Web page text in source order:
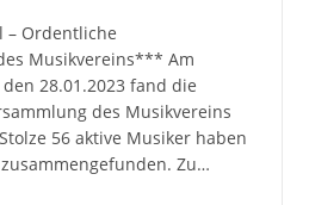
Ordentliche
Musikvereins*** Am
28.01.2023 fand die
des Musikvereins
56 aktive Musiker haben
Zu…